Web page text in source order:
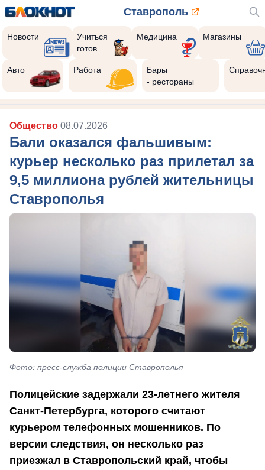
Ставрополь
Новости
Учиться
готов
Медицина Магазины
Авто Работа
Бары
- рестораны
Общество 08.07.2026
Бали оказался фальшивым:
курьер несколько раз прилетал за
9,5 миллиона рублей жительницы
Ставрополья
Фото: пресс-служба полиции Ставрополья
Полицейские задержали 23-летнего жителя
Санкт-Петербурга, которого считают
курьером телефонных мошенников. По
версии следствия, он несколько раз
приезжал в Ставропольский край, чтобы